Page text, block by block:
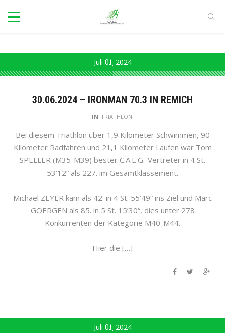
Juli 01 2024
30.06.2024 – IRONMAN 70.3 IN REMICH
IN TRIATHLON
Bei diesem Triathlon über 1,9 Kilometer Schwimmen, 90
Kilometer Radfahren und 21,1 Kilometer Laufen war Tom
SPELLER (M35-M39) bester C.A.E.G.-Vertreter in 4 St.
53’12“ als 227. im Gesamtklassement.
Michael ZEYER kam als 42. in 4 St. 55’49“ ins Ziel und Marc
GOERGEN als 85. in 5 St. 15’30“, dies unter 278
Konkurrenten der Kategorie M40-M44.
Hier die […]
Juli 01 2024